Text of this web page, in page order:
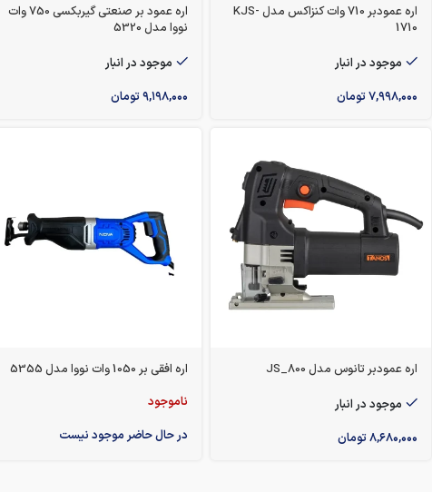
اره عمودبر 710 وات کنزاکس مدل KJS-
1710
موجود در انبار
۷,۹۹۸,۰۰۰تومان
اره عمود بر صنعتی گیربکسی 750 وات
نووا مدل 5320
موجود در انبار
۹,۱۹۸,۰۰۰تومان
اره عمودبر تانوس مدل JS_800
موجود در انبار
۸,۶۸۰,۰۰۰تومان
اره افقی بر 1050 وات نووا مدل 5355
ناموجود
در حال حاضر موجود نیست